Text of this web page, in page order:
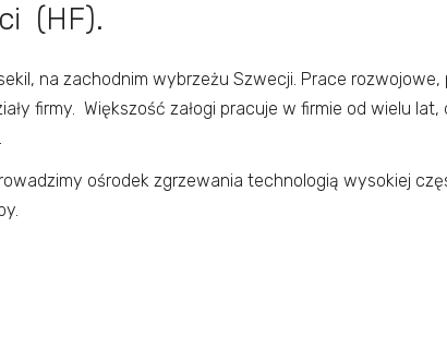
(HF).
na zachodnim wybrzeżu Szwecji. Prace
firmy. Większość załogi pracuje w firmie od wielu
ośrodek zgrzewania technologią wysokiej